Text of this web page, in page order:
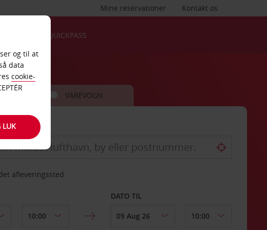
Kontakt os
Mine reservationer
QUICKPASS
VAREVOGN
afleveringssted
DATO TIL
og til at
data
cookie-
LUK